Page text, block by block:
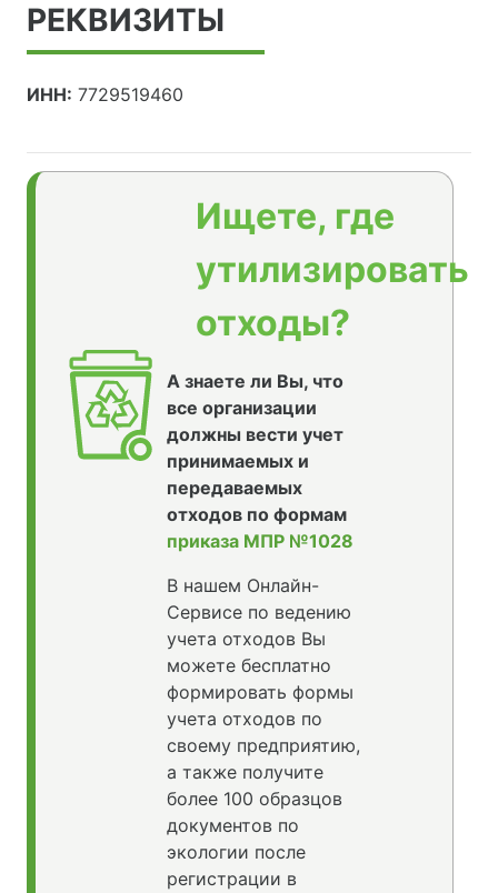
РЕКВИЗИТЫ
ИНН: 7729519460
Ищете, где
утилизировать
отходы?
А знаете ли Вы, что
все организации
должны вести учет
принимаемых и
передаваемых
отходов по формам
приказа МПР №1028
В нашем Онлайн-
Сервисе по ведению
учета отходов Вы
можете бесплатно
формировать формы
учета отходов по
своему предприятию,
а также получите
более 100 образцов
документов по
экологии после
регистрации в